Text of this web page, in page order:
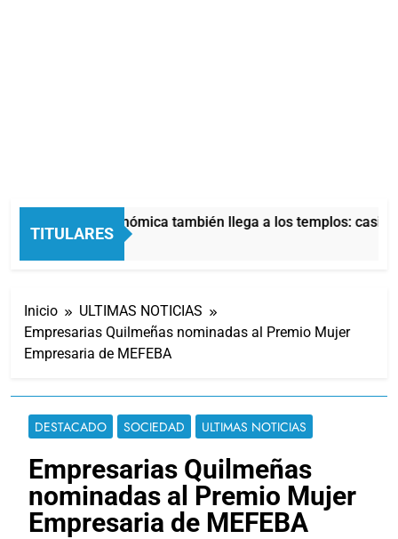
TITULARES
La crisis económica también llega a los templos: casi
5 Horas Atrás
Inicio
ULTIMAS NOTICIAS
Empresarias Quilmeñas nominadas al Premio Mujer
Empresaria de MEFEBA
DESTACADO SOCIEDAD ULTIMAS NOTICIAS
Empresarias Quilmeñas
nominadas al Premio Mujer
Empresaria de MEFEBA